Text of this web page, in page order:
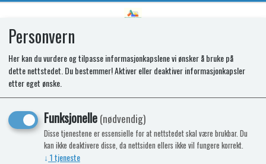
SPARES KIT - STICKER SET. BURNER
POS. BK
Personvern
Her kan du vurdere og tilpasse informasjonkapslene vi ønsker å bruke på
dette nettstedet. Du bestemmer! Aktiver eller deaktiver informasjonkapsler
etter eget ønske.
Funksjonelle(nødvendig)
Disse tjenestene er essensielle for at nettstedet skal være brukbar. Du
kan ikke deaktivere disse, da nettsiden ellers ikke vil fungere korrekt.
↓ 1tjeneste